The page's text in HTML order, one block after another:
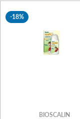
-18%
BIOSCALIN